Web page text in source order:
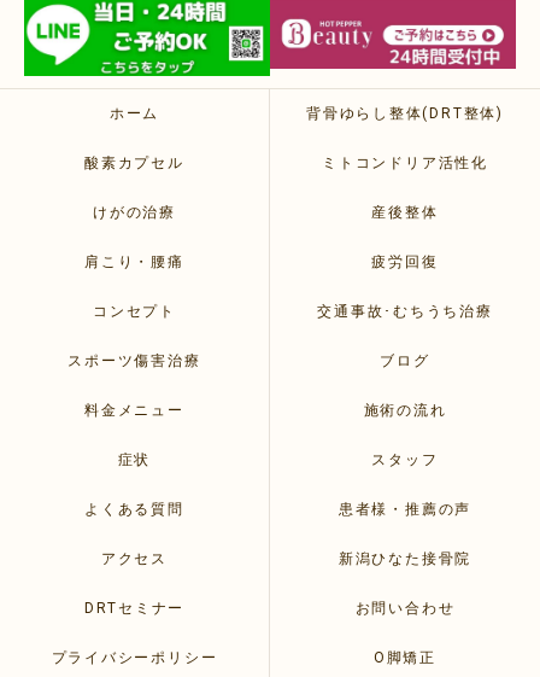
ホーム 背骨ゆらし整体(DRT整体)
酸素カプセル ミトコンドリア活性化
けがの治療 産後整体
肩こり・腰痛 疲労回復
コンセプト 交通事故･むちうち治療
スポーツ傷害治療 ブログ
料金メニュー 施術の流れ
症状 スタッフ
よくある質問 患者様・推薦の声
アクセス 新潟ひなた接骨院
DRTセミナー お問い合わせ
プライバシーポリシー O脚矯正